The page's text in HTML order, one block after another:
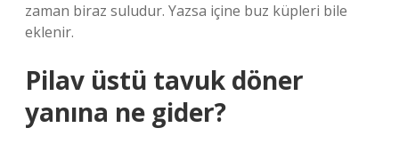
zaman biraz suludur. Yazsa içine buz küpleri bile
eklenir.
Pilav üstü tavuk döner
yanına ne gider?